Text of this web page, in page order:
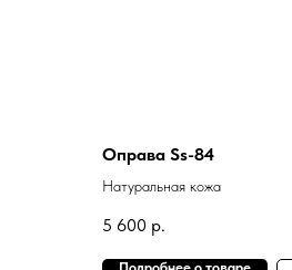
Оправа Ss-84
Натуральная кожа
5 600 р.